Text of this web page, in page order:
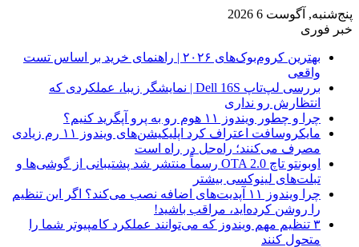
پنج‌شنبه, آگوست 6 2026
خبر فوری
بهترین کروم‌بوک‌های ۲۰۲۶ | راهنمای خرید بر اساس تست
واقعی
بررسی لپ‌تاپ Dell 16S | نمایشگر زیبا، عملکردی که
انتظارش رو نداری
چرا و چطور ویندوز ۱۱ هوم رو به پرو آپگرید کنیم؟
مایکروسافت اعتراف کرد اپلیکیشن‌های ویندوز ۱۱ رم زیادی
مصرف می‌کنند؛ راه‌حل در راه است
اوبونتو تاچ OTA 2.0 رسماً منتشر شد پشتیبانی از گوشی‌ها و
تبلت‌های لینوکسی بیشتر
چرا ویندوز ۱۱ آپدیت‌های اضافه نصب می‌کند؟ اگر این تنظیم
را روشن کرده‌اید، مراقب باشید!
۳ تنظیم مهم ویندوز که می‌توانند عملکرد کامپیوتر شما را
متحول کنند